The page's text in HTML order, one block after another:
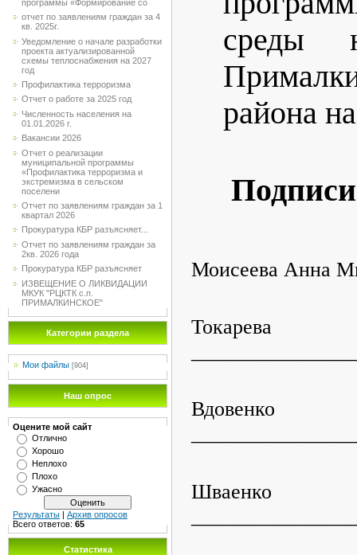
программы «Формирование со
отчет по заявлениям граждан за 4
кв. 2025г.
Уведомление о начале разработки
проекта актуализированной
схемы теплоснабжения на 2027
год
Профилактика терроризма
Отчет о работе за 2025 год
Численность населения на
01.01.2026 г.
Вакансии 2026
Отчет о реализации
муниципальной программы
«Профилактика терроризма и
экстремизма в сельском
поселени
Отчет по заявлениям граждан за 1
квартал 2026
Прокуратура КБР разъясняет...
Отчет по заявлениям граждан за
2кв. 2026 года
Прокуратура КБР разъясняет
ИЗВЕЩЕНИЕ О ЛИКВИДАЦИИ
МКУК "РЦКТК с.п.
ПРИМАЛКИНСКОЕ"
Категории раздела
Мои файлы [904]
Наш опрос
Оцените мой сайт
Отлично
Хорошо
Неплохо
Плохо
Ужасно
Результаты | Архив опросов
Всего ответов: 65
Статистика
среды
района
Моисеева Анна
Токарева
Вдовенко
Шваенко